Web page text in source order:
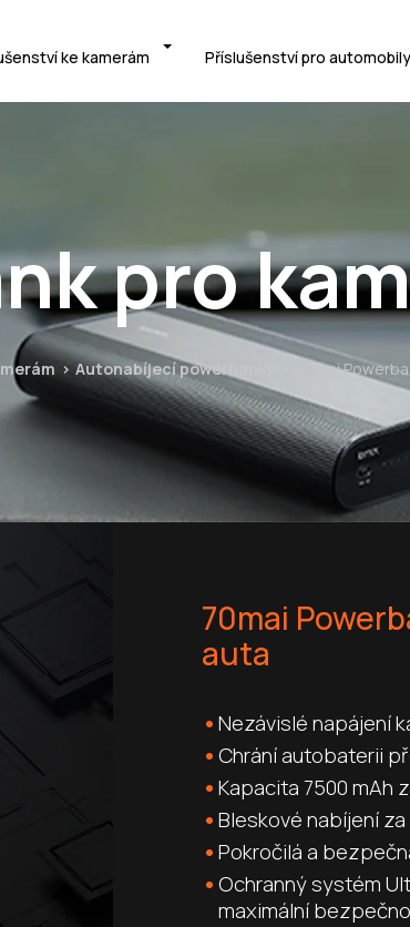
ke kamerám Příslušenství pro automobily
pro
Autonabíjecí powerbanky 70mai
70mai
auta
Nezávislé napájení
Chrání autobaterii
Kapacita 7500 mAh
Bleskové nabíjení
Pokročilá a
Ochranný systém
maximální